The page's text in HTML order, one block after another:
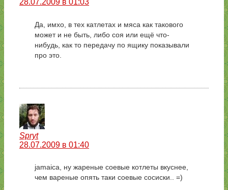
28.07.2009 в 01:03
Да, имхо, в тех катлетах и мяса как такового
может и не быть, либо соя или ещё что-
нибудь, как то передачу по ящику показывали
про это.
Spryt
28.07.2009 в 01:40
jamaica, ну жареные соевые котлеты вкуснее,
чем вареные опять таки соевые сосиски.. =)